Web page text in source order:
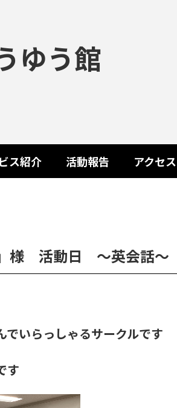
ゆう館
ス紹介 活動報告 アクセス
様 活動日 ～英会話～
でいらっしゃるサークルです
す